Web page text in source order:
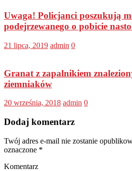
Uwaga! Policjanci poszukują
podejrzewanego o pobicie
21 lipca, 2019 admin 0
Granat z zapalnikiem
ziemniaków
20 września, 2018 admin 0
Dodaj komentarz
Twój adres e-mail nie zostanie
oznaczone *
Komentarz